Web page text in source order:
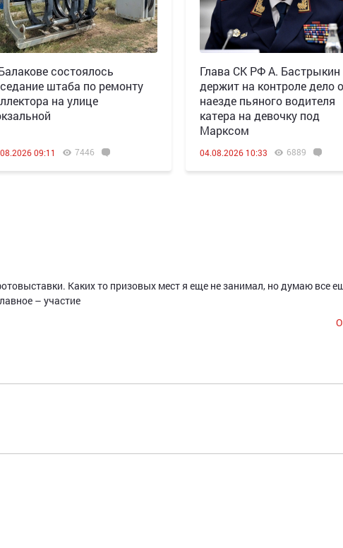
состоялось
штаба по ремонту
на улице
09:11 7446
Глава СК РФ А. Бастрыкин
держит на контроле дело о
наезде пьяного водителя
катера на девочку под
Марксом
04.08.2026 10:33 6889
Каких то призовых мест я еще не занимал, но думаю все
– участие